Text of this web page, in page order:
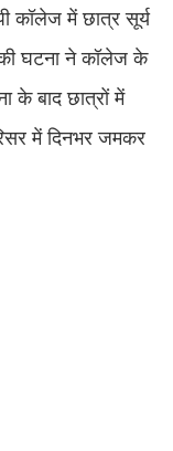
कॉलेज में छात्र सूर्य
की घटना ने कॉलेज के
के बाद छात्रों में
में दिनभर जमकर